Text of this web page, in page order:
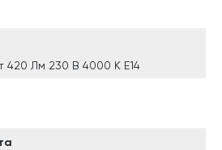
420 Лм 230 В 4000 К E14